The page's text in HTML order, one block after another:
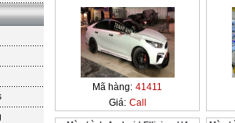
Mã hàng: 41411
Giá: Call